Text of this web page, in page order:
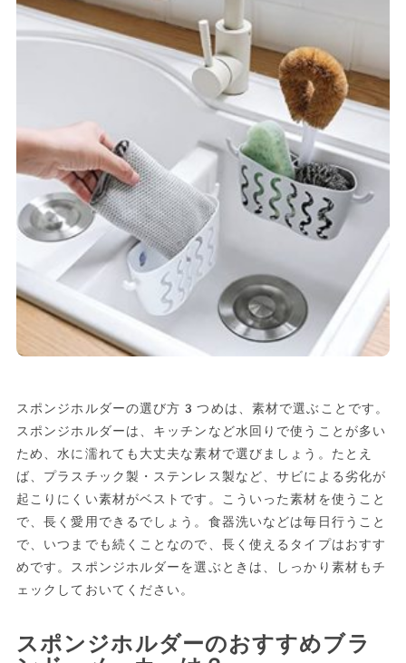
スポンジホルダーの選び方3つめは、素材で選ぶことです。
スポンジホルダーは、キッチンなど水回りで使うことが多い
ため、水に濡れても大丈夫な素材で選びましょう。たとえ
ば、プラスチック製・ステンレス製など、サビによる劣化が
起こりにくい素材がベストです。こういった素材を使うこと
で、長く愛用できるでしょう。食器洗いなどは毎日行うこと
で、いつまでも続くことなので、長く使えるタイプはおすす
めです。スポンジホルダーを選ぶときは、しっかり素材もチ
ェックしておいてください。
スポンジホルダーのおすすめブラ